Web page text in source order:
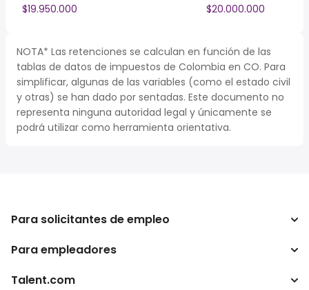
$19.950.000
$20.000.000
NOTA* Las retenciones se calculan en función de las
tablas de datos de impuestos de Colombia en CO. Para
simplificar, algunas de las variables (como el estado civil
y otras) se han dado por sentadas. Este documento no
representa ninguna autoridad legal y únicamente se
podrá utilizar como herramienta orientativa.
Para solicitantes de empleo
Buscador de trabajo
Para empleadores
Empresa
Talent.com